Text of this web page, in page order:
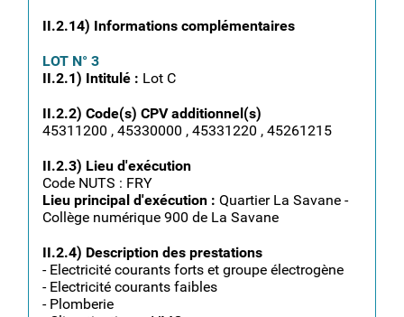
II.2.14) Informations complémentaires
LOT N° 3
II.2.1) Intitulé : Lot C
II.2.2) Code(s) CPV additionnel(s)
45311200 , 45330000 , 45331220 , 45261215
II.2.3) Lieu d'exécution
Code NUTS : FRY
Lieu principal d'exécution : Quartier La Savane -
Collège numérique 900 de La Savane
II.2.4) Description des prestations
- Electricité courants forts et groupe électrogène
- Electricité courants faibles
- Plomberie